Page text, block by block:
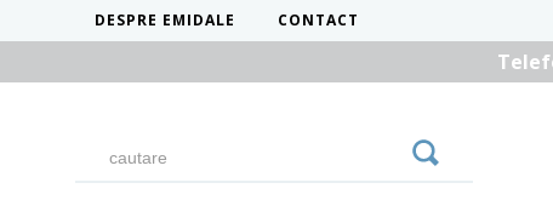
DESPRE EMIDALE CONTACT